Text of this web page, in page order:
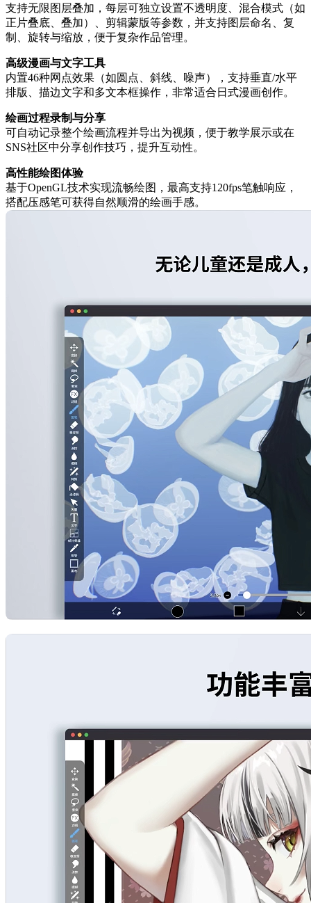
支持无限图层叠加，每层可独立设置不透明度、混合模式（如
正片叠底、叠加）、剪辑蒙版等参数，并支持图层命名、复
制、旋转与缩放，便于复杂作品管理。
高级漫画与文字工具
内置46种网点效果（如圆点、斜线、噪声），支持垂直/水平
排版、描边文字和多文本框操作，非常适合日式漫画创作。
绘画过程录制与分享
可自动记录整个绘画流程并导出为视频，便于教学展示或在
SNS社区中分享创作技巧，提升互动性。
高性能绘图体验
基于OpenGL技术实现流畅绘图，最高支持120fps笔触响应，
搭配压感笔可获得自然顺滑的绘画手感。